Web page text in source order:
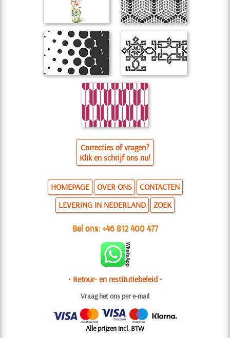
Correcties of vragen?
Klik en schrijf ons nu!
HOMEPAGE OVER ONS
CONTACTEN
LEVERING IN NEDERLAND
ZOEK
Bel ons:+46 812 400 477
• Retour- en restitutiebeleid •
Vraag het ons per e-mail
Alle prijzen incl. BTW